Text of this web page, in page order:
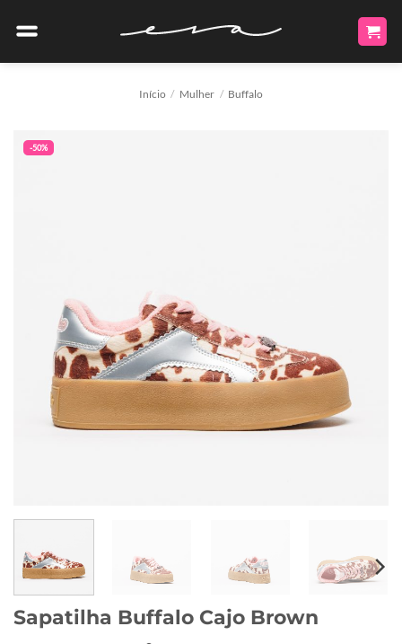
Início / Mulher / Buffalo
-50%
Sapatilha Buffalo Cajo Brown